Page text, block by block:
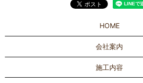
HOME
会社案内
施工内容